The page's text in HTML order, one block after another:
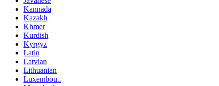
Kannada
Kazakh
Khmer
Kurdish
Kyrgyz
Latin
Latvian
Lithuanian
Luxembou..